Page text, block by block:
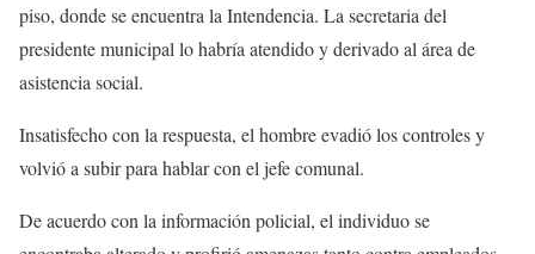
piso, donde se encuentra la Intendencia. La secretaria del
presidente municipal lo habría atendido y derivado al área de
asistencia social.
Insatisfecho con la respuesta, el hombre evadió los controles y
volvió a subir para hablar con el jefe comunal.
De acuerdo con la información policial, el individuo se